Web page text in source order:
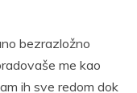
bezrazložno
me kao
ih sve redom dok